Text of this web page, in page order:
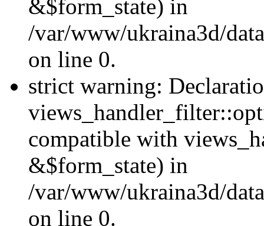
&$form_state) in
/var/www/ukraina3d/
on line 0.
strict warning:
compatible with
&$form_state) in
/var/www/ukraina3d/
on line 0.